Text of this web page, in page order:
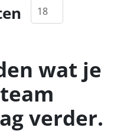
wat je
verder.